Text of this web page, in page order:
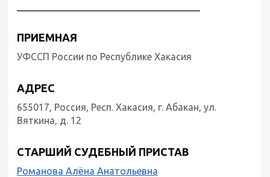
ПРИЕМНАЯ
УФССП России по Республике Хакасия
АДРЕС
655017, Россия, Респ. Хакасия, г. Абакан, ул.
Вяткина, д. 12
СТАРШИЙ СУДЕБНЫЙ ПРИСТАВ
Романова Алёна Анатольевна